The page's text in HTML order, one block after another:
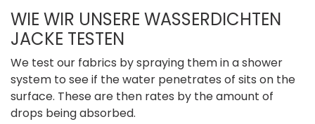
WIE WIR UNSERE WASSERDICHTEN
JACKE TESTEN
We test our fabrics by spraying them in a shower
system to see if the water penetrates of sits on the
surface. These are then rates by the amount of
drops being absorbed.